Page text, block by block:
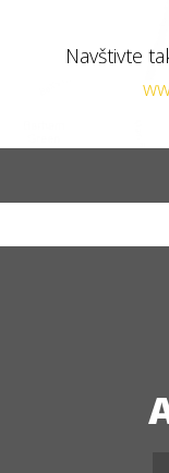
Navštivte